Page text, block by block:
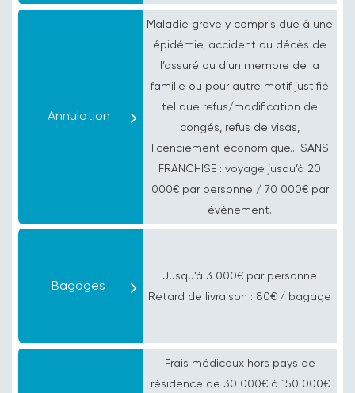
Annulation
Maladie grave y compris due à une
épidémie, accident ou décès de
l’assuré ou d’un membre de la
famille ou pour autre motif justifié
tel que refus/modification de
congés, refus de visas,
licenciement économique... SANS
FRANCHISE : voyage jusqu’à 20
000€ par personne / 70 000€ par
évènement.
Bagages
Jusqu’à 3 000€ par personne
Retard de livraison : 80€ / bagage
Frais médicaux hors pays de
résidence de 30 000€à 150 000€